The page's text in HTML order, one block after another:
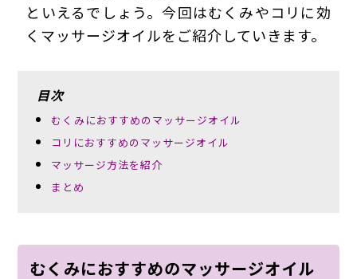
といえるでしょう。今回はむくみやコリに効
くマッサージオイルをご紹介していきます。
目次
むくみにおすすめのマッサージオイル
コリにおすすめのマッサージオイル
マッサージ方法を紹介
まとめ
むくみにおすすめのマッサージオイル